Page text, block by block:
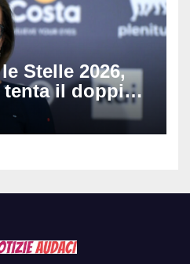
Stelle 2026,
il doppio
Ornella
Guerritore